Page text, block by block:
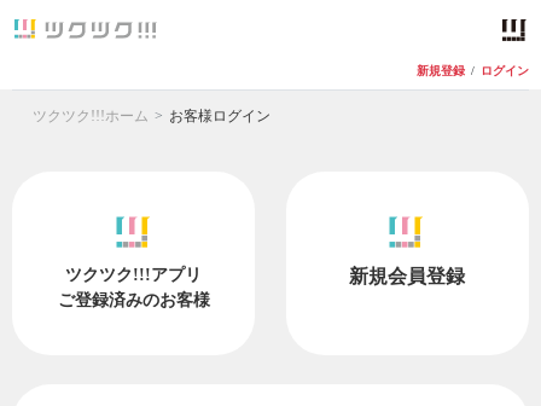
新規登録 / ログイン
ツクツク!!!ホーム お客様ログイン
ツクツク!!!アプリ
ご登録済みのお客様
新規会員登録